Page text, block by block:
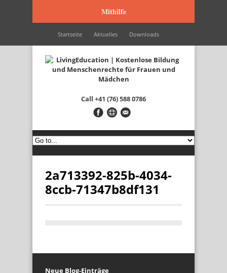
Mithilfe
Startseite Aktuelles Downloads
Wir werden unterstützt durch… Kontakt Italiano
Français English
Call +41 (76) 588 0786
2a713392-825b-4034-
8ccb-71347b8df131
Neue Blog-Einträge